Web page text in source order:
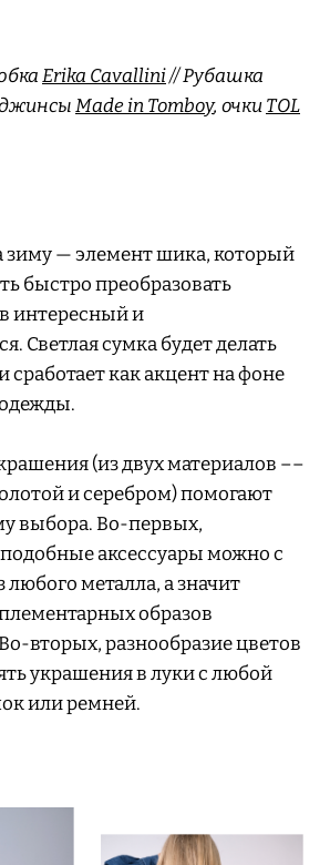
Erika Cavallini// Рубашка
Made in Tomboy, очкиTOL
зиму — элемент шика, который
быстро преобразовать
интересный и
Светлая сумка будет делать
сработает как акцент на фоне
(из двух материалов ––
и серебром) помогают
выбора. Во-первых,
аксессуары можно с
металла, а значит
образов
вторых, разнообразие цветов
украшения в луки с любой
или ремней.